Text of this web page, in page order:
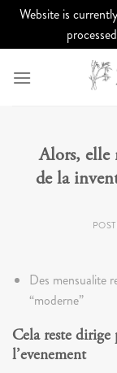
Website is
Alors, elle
de la
Des mensualite
“moderne”
Cela reste
l’evenement